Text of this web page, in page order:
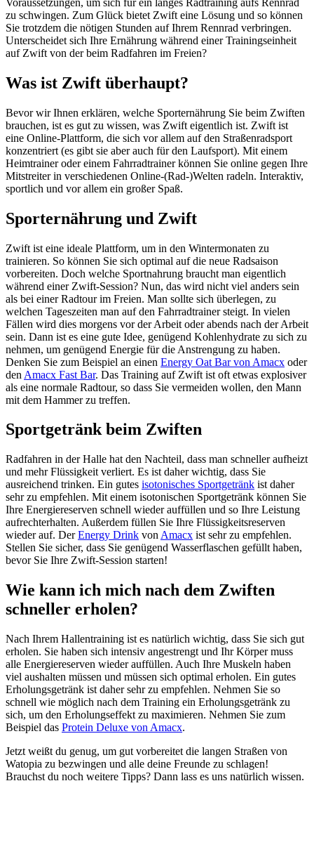
zu schwingen. Zum Glück bietet Zwift eine Lösung und so können
Sie trotzdem die nötigen Stunden auf Ihrem Rennrad verbringen.
Unterscheidet sich Ihre Ernährung während einer Trainingseinheit
auf Zwift von der beim Radfahren im Freien?
Was ist Zwift überhaupt?
Bevor wir Ihnen erklären, welche Sporternährung Sie beim Zwiften
brauchen, ist es gut zu wissen, was Zwift eigentlich ist. Zwift ist
eine Online-Plattform, die sich vor allem auf den Straßenradsport
konzentriert (es gibt sie aber auch für den Laufsport). Mit einem
Heimtrainer oder einem Fahrradtrainer können Sie online gegen Ihre
Mitstreiter in verschiedenen Online-(Rad-)Welten radeln. Interaktiv,
sportlich und vor allem ein großer Spaß.
Sporternährung und Zwift
Zwift ist eine ideale Plattform, um in den Wintermonaten zu
trainieren. So können Sie sich optimal auf die neue Radsaison
vorbereiten. Doch welche Sportnahrung braucht man eigentlich
während einer Zwift-Session? Nun, das wird nicht viel anders sein
als bei einer Radtour im Freien. Man sollte sich überlegen, zu
welchen Tageszeiten man auf den Fahrradtrainer steigt. In vielen
Fällen wird dies morgens vor der Arbeit oder abends nach der Arbeit
sein. Dann ist es eine gute Idee, genügend Kohlenhydrate zu sich zu
nehmen, um genügend Energie für die Anstrengung zu haben.
Denken Sie zum Beispiel an einen Energy Oat Bar von Amacx oder
den Amacx Fast Bar. Das Training auf Zwift ist oft etwas explosiver
als eine normale Radtour, so dass Sie vermeiden wollen, den Mann
mit dem Hammer zu treffen.
Sportgetränk beim Zwiften
Radfahren in der Halle hat den Nachteil, dass man schneller aufheizt
und mehr Flüssigkeit verliert. Es ist daher wichtig, dass Sie
ausreichend trinken. Ein gutes isotonisches Sportgetränk ist daher
sehr zu empfehlen. Mit einem isotonischen Sportgetränk können Sie
Ihre Energiereserven schnell wieder auffüllen und so Ihre Leistung
aufrechterhalten. Außerdem füllen Sie Ihre Flüssigkeitsreserven
wieder auf. DerEnergy Drink von Amacx ist sehr zu empfehlen.
Stellen Sie sicher, dass Sie genügend Wasserflaschen gefüllt haben,
bevor Sie Ihre Zwift-Session starten!
Wie kann ich mich nach dem Zwiften
schneller erholen?
Nach Ihrem Hallentraining ist es natürlich wichtig, dass Sie sich gut
erholen. Sie haben sich intensiv angestrengt und Ihr Körper muss
alle Energiereserven wieder auffüllen. Auch Ihre Muskeln haben
viel aushalten müssen und müssen sich optimal erholen. Ein gutes
Erholungsgetränk ist daher sehr zu empfehlen. Nehmen Sie so
schnell wie möglich nach dem Training ein Erholungsgetränk zu
sich, um den Erholungseffekt zu maximieren. Nehmen Sie zum
Beispiel das Protein Deluxe von Amacx.
Jetzt weißt du genug, um gut vorbereitet die langen Straßen von
Watopia zu bezwingen und alle deine Freunde zu schlagen!
Brauchst du noch weitere Tipps? Dann lass es uns natürlich wissen.